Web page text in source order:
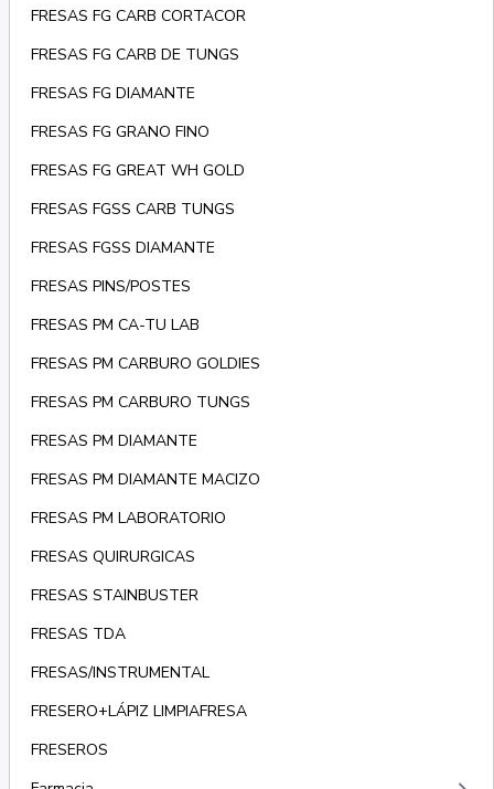
FRESAS FG CARB CORTACOR
FRESAS FG CARB DE TUNGS
FRESAS FG DIAMANTE
FRESAS FG GRANO FINO
FRESAS FG GREAT WH GOLD
FRESAS FGSS CARB TUNGS
FRESAS FGSS DIAMANTE
FRESAS PINS/POSTES
FRESAS PM CA-TU LAB
FRESAS PM CARBURO GOLDIES
FRESAS PM CARBURO TUNGS
FRESAS PM DIAMANTE
FRESAS PM DIAMANTE MACIZO
FRESAS PM LABORATORIO
FRESAS QUIRURGICAS
FRESAS STAINBUSTER
FRESAS TDA
FRESAS/INSTRUMENTAL
FRESERO+LÁPIZ LIMPIAFRESA
FRESEROS